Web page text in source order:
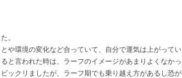
。
や環境の変化など合っていて、自分で運気は上がってい
と言われた時は、ラーフのイメージがあまりよくなかっ
ックリましたが、ラーフ期でも乗り越え方があるし恐が